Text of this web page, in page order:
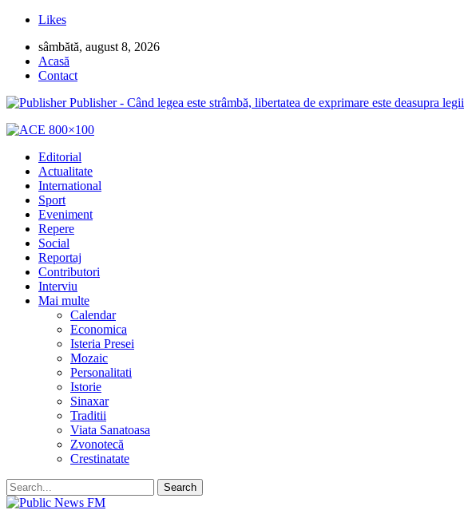
Likes
sâmbătă, august 8, 2026
Acasă
Contact
Publisher - Când legea este strâmbă, libertatea de exprimare este deasupra legii
Editorial
Actualitate
International
Sport
Eveniment
Repere
Social
Reportaj
Contributori
Interviu
Mai multe
Calendar
Economica
Isteria Presei
Mozaic
Personalitati
Istorie
Sinaxar
Traditii
Viata Sanatoasa
Zvonotecă
Crestinatate